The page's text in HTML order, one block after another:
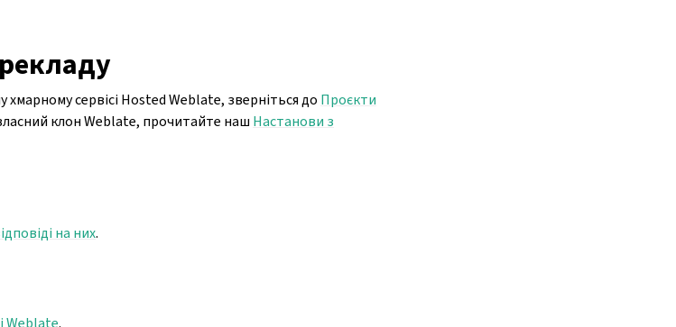
сервісі Hosted Weblate, зверніться до Проєкти
клон Weblate, прочитайте наш Настанови з
на них.
Weblate.